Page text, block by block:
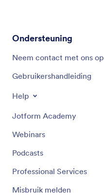
Ondersteuning
Neem contact met ons op
Gebruikershandleiding
Help
Jotform Academy
Webinars
Podcasts
Professional Services
Misbruik melden